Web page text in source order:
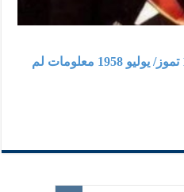
الحلقة 43 : أسئلة حائرة عن 14 تموز/ يوليو 1958 معلومات لم